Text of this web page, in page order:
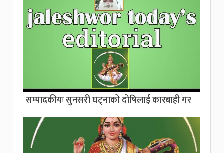
सम्पादकीयः सुनसरी घट्नाको दोषिलाई कारबाही गर